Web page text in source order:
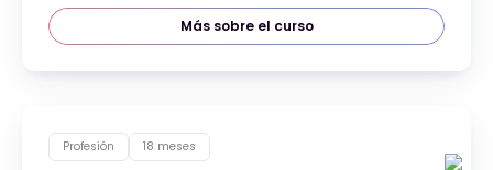
Más sobre el curso
Profesión 18 meses